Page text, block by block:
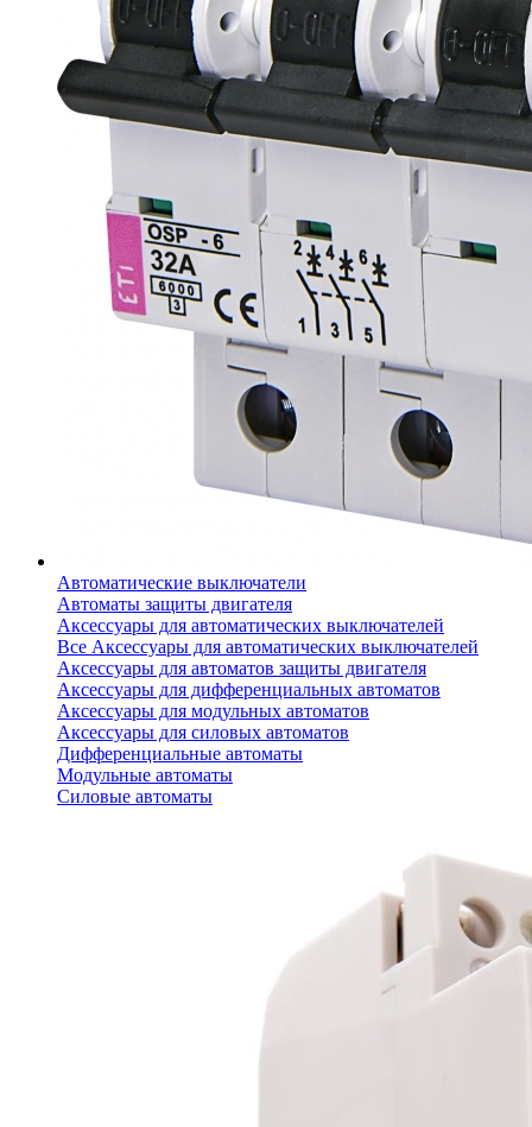
Автоматические выключатели
Автоматы защиты двигателя
Аксессуары для автоматических выключателей
Все Аксессуары для автоматических выключателей
Аксессуары для автоматов защиты двигателя
Аксессуары для дифференциальных автоматов
Аксессуары для модульных автоматов
Аксессуары для силовых автоматов
Дифференциальные автоматы
Модульные автоматы
Силовые автоматы